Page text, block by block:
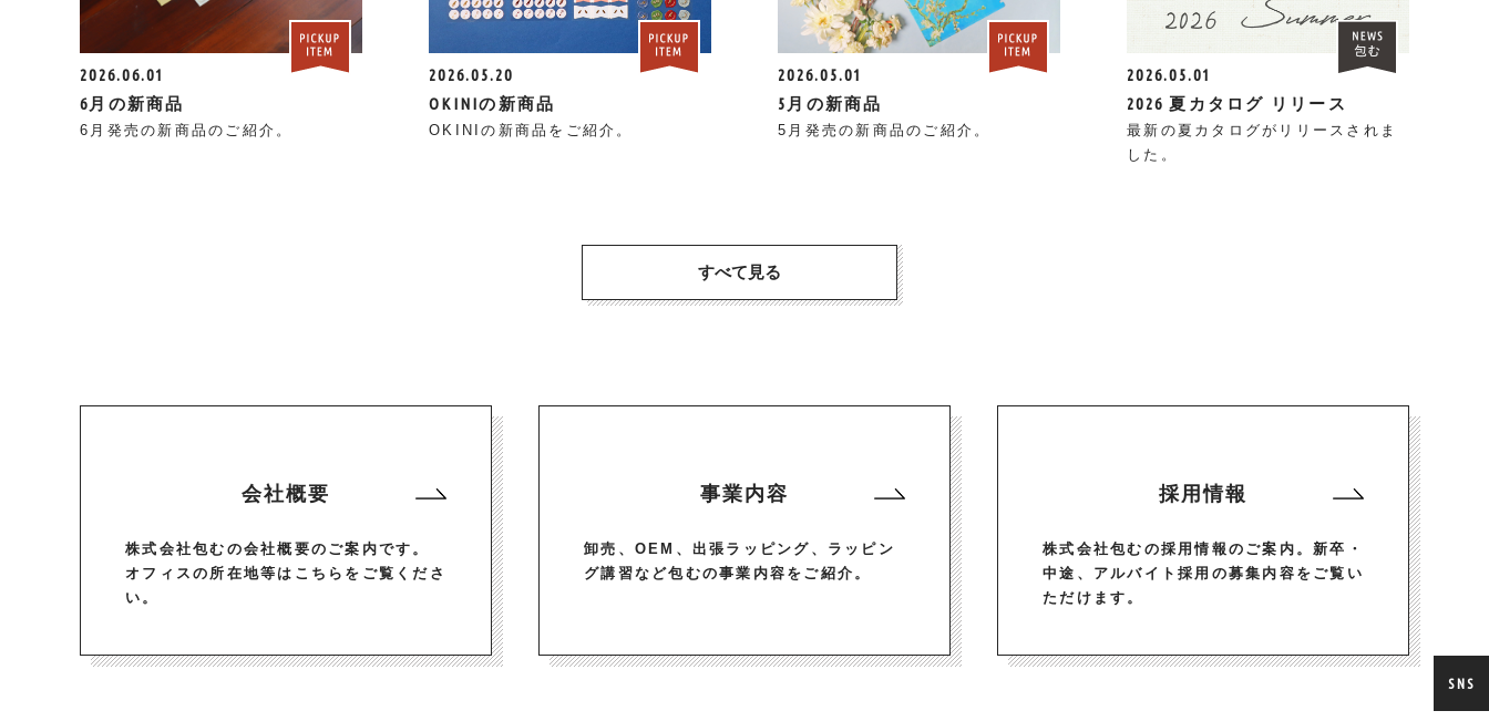
SNS
2026.06.01
6月の新商品
6月発売の新商品のご紹介。
2026.05.20
OKINIの新商品
OKINIの新商品をご紹介。
2026.05.01
5月の新商品
5月発売の新商品のご紹介。
2026.05.01
2026 夏カタログ リリース
最新の夏カタログがリリースされま
した。
すべて見る
会社概要
株式会社包むの会社概要のご案内です。
オフィスの所在地等はこちらをご覧くださ
い。
事業内容
卸売、OEM、出張ラッピング、ラッピン
グ講習など包むの事業内容をご紹介。
採用情報
株式会社包むの採用情報のご案内。新卒・
中途、アルバイト採用の募集内容をご覧い
ただけます。